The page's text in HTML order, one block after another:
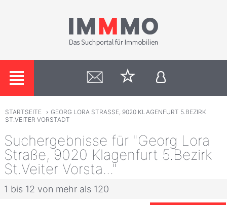
STARTSEITE › GEORG LORA STRASSE, 9020 KLAGENFURT 5.BEZIRK
ST.VEITER VORSTADT
Suchergebnisse für "Georg Lora
Straße, 9020 Klagenfurt 5.Bezirk
St.Veiter Vorsta..."
1 bis 12 von mehr als 120